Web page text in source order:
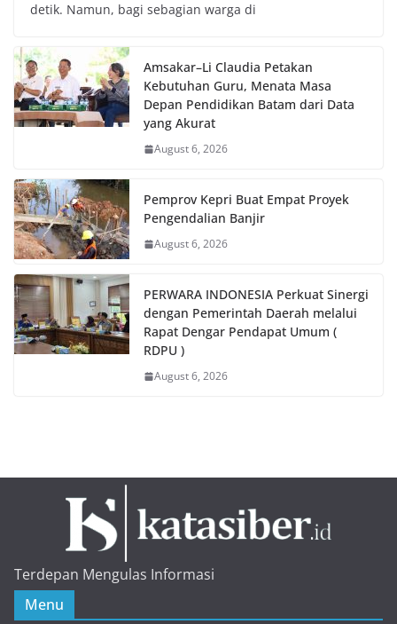
detik. Namun, bagi sebagian warga di
Amsakar–Li Claudia Petakan
Kebutuhan Guru, Menata Masa
Depan Pendidikan Batam dari Data
yang Akurat
August 6, 2026
Pemprov Kepri Buat Empat Proyek
Pengendalian Banjir
August 6, 2026
PERWARA INDONESIA Perkuat Sinergi
dengan Pemerintah Daerah melalui
Rapat Dengar Pendapat Umum (
RDPU )
August 6, 2026
Terdepan Mengulas Informasi
Menu